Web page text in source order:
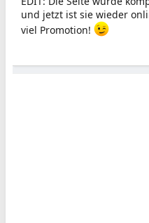
und jetzt ist sie wieder
viel Promotion!